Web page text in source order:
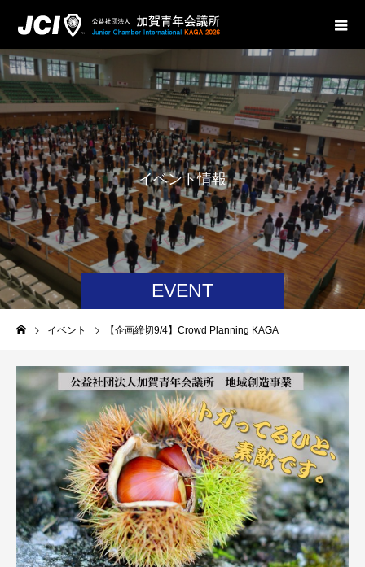
EVENT
イベント情報
イベント 【企画締切9/4】Crowd Planning KAGA